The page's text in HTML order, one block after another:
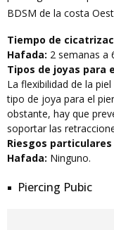
BDSM de la costa
Tiempo de
Hafada: 2 semanas a
Tipos de joyas para
La flexibilidad de la
tipo de joya para el
obstante, hay que
soportar las
Riesgos
Hafada: Ninguno.
Piercing Pubic